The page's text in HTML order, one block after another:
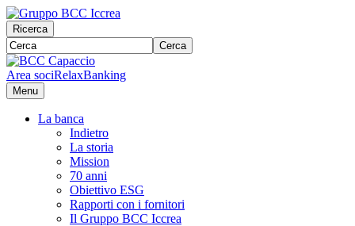
Ricerca
Cerca
Area sociRelaxBanking
Menu
La banca
Indietro
La storia
Mission
70 anni
Obiettivo ESG
Rapporti con i fornitori
Il Gruppo BCC Iccrea